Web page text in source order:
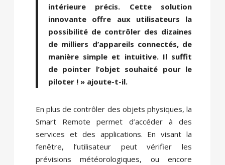
intérieure précis. Cette solution
innovante offre aux utilisateurs la
possibilité de contrôler des dizaines
de milliers d’appareils connectés, de
manière simple et intuitive. Il suffit
de pointer l’objet souhaité pour le
piloter ! » ajoute-t-il.
En plus de contrôler des objets physiques, la
Smart Remote permet d’accéder à des
services et des applications. En visant la
fenêtre, l’utilisateur peut vérifier les
prévisions météorologiques, ou encore